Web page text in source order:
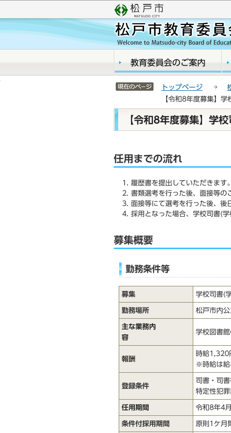
ジ
頭
ニ
こ
教育委員会のご案内
サイトメニューここまで
トップページ
【令和8年度募集】
本
か
ら
【令和8年度募集】学
任用までの流れ
履歴書を提出していただきます。
書類選考を行った後、面接等の
面接等にて選考を行った後、後
採用となった場合、学校司書(
募集概要
勤務条件等
募集 学校司書(
勤務場所 松戸市内
主な業務内
容
学校図書
報酬
時給1,320
※時給は給
登録条件
司書・司
特定性犯
任用期間 令和8年4
条件付採用期間 原則1ケ月